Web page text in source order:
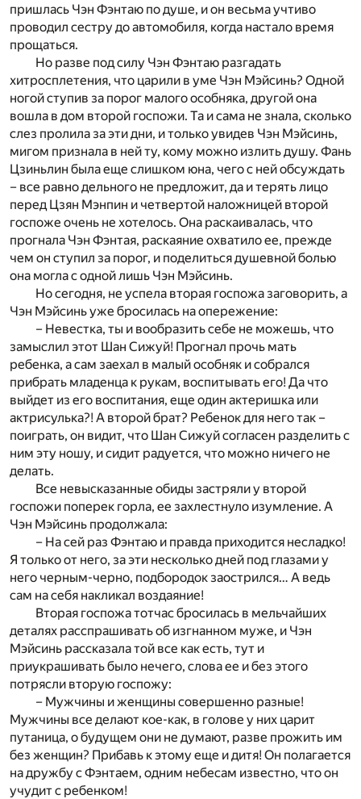
пришлась Чэн Фэнтаю по душе, и он весьма учтиво
проводил сестру до автомобиля, когда настало время
прощаться.
Но разве под силу Чэн Фэнтаю разгадать
хитросплетения, что царили в уме Чэн Мэйсинь? Одной
ногой ступив за порог малого особняка, другой она
вошла в дом второй госпожи. Та и сама не знала, сколько
слез пролила за эти дни, и только увидев Чэн Мэйсинь,
мигом признала в ней ту, кому можно излить душу. Фань
Цзиньлин была еще слишком юна, чего с ней обсуждать
– все равно дельного не предложит, да и терять лицо
перед Цзян Мэнпин и четвертой наложницей второй
госпоже очень не хотелось. Она раскаивалась, что
прогнала Чэн Фэнтая, раскаяние охватило ее, прежде
чем он ступил за порог, и поделиться душевной болью
она могла с одной лишь Чэн Мэйсинь.
Но сегодня, не успела вторая госпожа заговорить, а
Чэн Мэйсинь уже бросилась на опережение:
– Невестка, ты и вообразить себе не можешь, что
замыслил этот Шан Сижуй! Прогнал прочь мать
ребенка, а сам заехал в малый особняк и собрался
прибрать младенца к рукам, воспитывать его! Да что
выйдет из его воспитания, еще один актеришка или
актрисулька?! А второй брат? Ребенок для него так –
поиграть, он видит, что Шан Сижуй согласен разделить с
ним эту ношу, и сидит радуется, что можно ничего не
делать.
Все невысказанные обиды застряли у второй
госпожи поперек горла, ее захлестнуло изумление. А
Чэн Мэйсинь продолжала:
– На сей раз Фэнтаю и правда приходится несладко!
Я только от него, за эти несколько дней под глазами у
него черным-черно, подбородок заострился… А ведь
сам на себя накликал воздаяние!
Вторая госпожа тотчас бросилась в мельчайших
деталях расспрашивать об изгнанном муже, и Чэн
Мэйсинь рассказала той все как есть, тут и
приукрашивать было нечего, слова ее и без этого
потрясли вторую госпожу:
– Мужчины и женщины совершенно разные!
Мужчины все делают кое-как, в голове у них царит
путаница, о будущем они не думают, разве прожить им
без женщин? Прибавь к этому еще и дитя! Он полагается
на дружбу с Фэнтаем, одним небесам известно, что он
учудит с ребенком!